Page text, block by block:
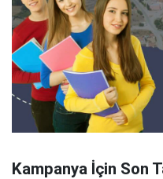
Kampanya İçin Son